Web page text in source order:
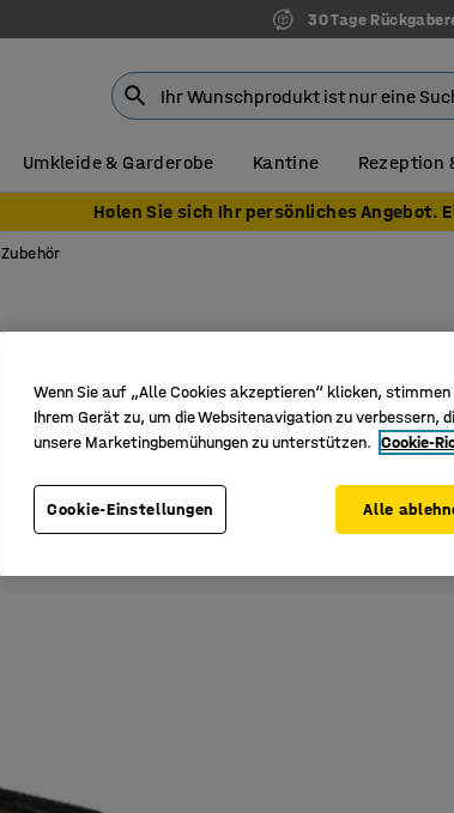
30 Tage
Umkleide & Garderobe Kantine Rezeption
Holen Sie sich Ihr persönliches Angebot.
Zubehör
Wenn Sie auf „Alle Cookies akzeptieren“ klicken, stimmen
Ihrem Gerät zu, um die Websitenavigation zu verbessern,
unsere Marketingbemühungen zu unterstützen. Cookie-
Cookie-Einstellungen Alle